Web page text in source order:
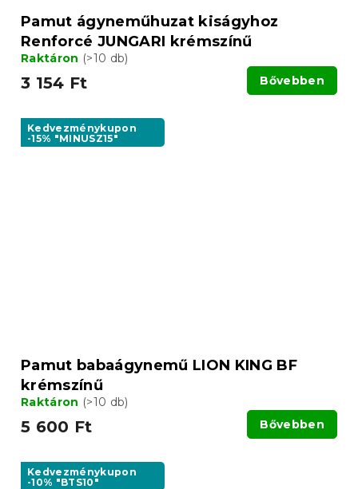
Pamut ágyneműhuzat kiságyhoz
Renforcé JUNGARI krémszínű
Raktáron (>10 db)
3 154 Ft Bővebben
Kedvezménykupon
-15% "MINUSZ15"
Pamut babaágynemű LION KING BF
krémszínű
Raktáron (>10 db)
5 600 Ft Bővebben
Kedvezménykupon
-10% "BTS10"